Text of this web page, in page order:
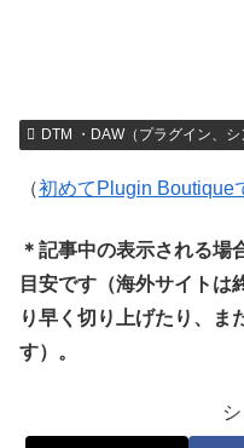
DTM ・DAW（プラグイン、
（初めてPlugin Boutique
＊記事中の表示される場
目安です（海外サイトは
り早く切り上げたり、ま
す）。